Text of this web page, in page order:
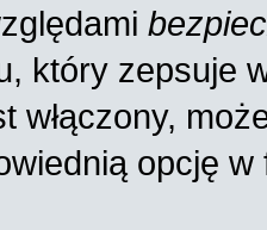
który zepsuje
włączony,
opcję w